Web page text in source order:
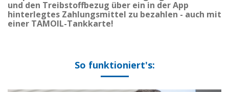
und den Treibstoffbezug über ein in der App
hinterlegtes Zahlungsmittel zu bezahlen - auch mit
einer TAMOIL-Tankkarte!
So funktioniert's: